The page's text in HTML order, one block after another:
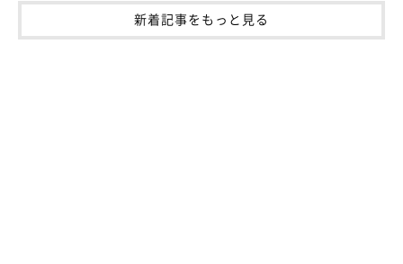
新着記事をもっと見る